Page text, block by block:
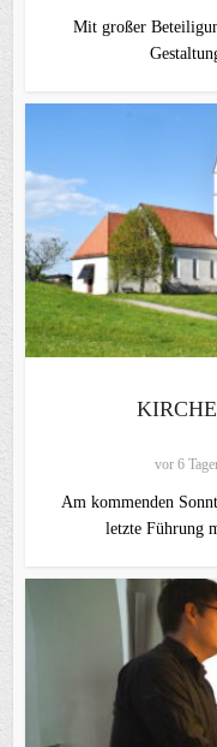
Mit großer
vor 6
Am kommenden
letzte Führung